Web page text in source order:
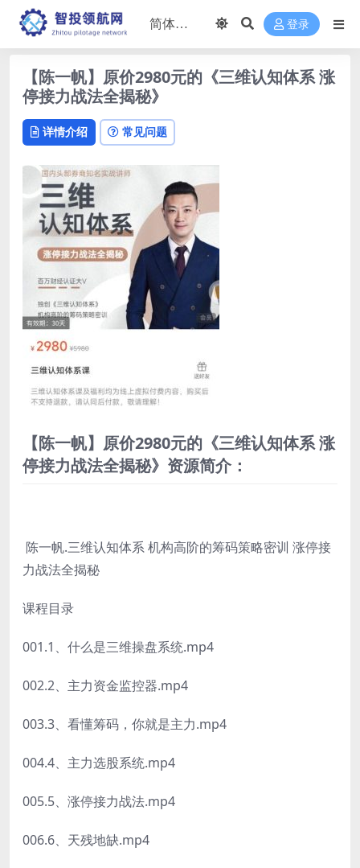
登录
【陈一帆】原价2980元的《三维认知体系 涨
停接力战法全揭秘》
详情介绍 常见问题
【陈一帆】原价2980元的《三维认知体系 涨
停接力战法全揭秘》资源简介：
陈一帆.三维认知体系 机构高阶的筹码策略密训 涨停接
力战法全揭秘
课程目录
001.1、什么是三维操盘系统.mp4
002.2、主力资金监控器.mp4
003.3、看懂筹码，你就是主力.mp4
004.4、主力选股系统.mp4
005.5、涨停接力战法.mp4
006.6、天残地缺.mp4